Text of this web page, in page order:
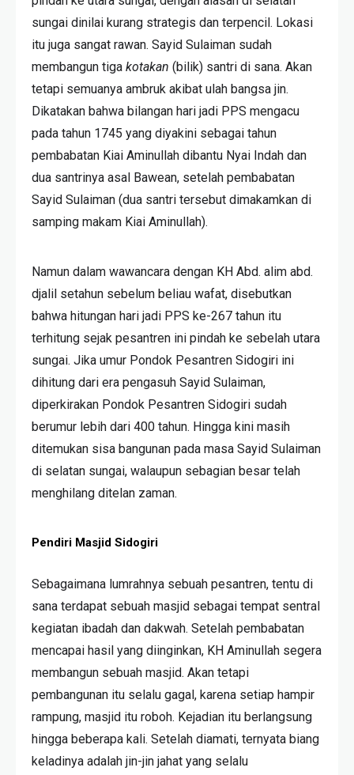
sungai dinilai kurang strategis dan terpencil. Lokasi
itu juga sangat rawan. Sayid Sulaiman sudah
membangun tiga kotakan (bilik) santri di sana. Akan
tetapi semuanya ambruk akibat ulah bangsa jin.
Dikatakan bahwa bilangan hari jadi PPS mengacu
pada tahun 1745 yang diyakini sebagai tahun
pembabatan Kiai Aminullah dibantu Nyai Indah dan
dua santrinya asal Bawean, setelah pembabatan
Sayid Sulaiman (dua santri tersebut dimakamkan di
samping makam Kiai Aminullah).
Namun dalam wawancara dengan KH Abd. alim abd.
djalil setahun sebelum beliau wafat, disebutkan
bahwa hitungan hari jadi PPS ke-267 tahun itu
terhitung sejak pesantren ini pindah ke sebelah utara
sungai. Jika umur Pondok Pesantren Sidogiri ini
dihitung dari era pengasuh Sayid Sulaiman,
diperkirakan Pondok Pesantren Sidogiri sudah
berumur lebih dari 400 tahun. Hingga kini masih
ditemukan sisa bangunan pada masa Sayid Sulaiman
di selatan sungai, walaupun sebagian besar telah
menghilang ditelan zaman.
Pendiri Masjid Sidogiri
Sebagaimana lumrahnya sebuah pesantren, tentu di
sana terdapat sebuah masjid sebagai tempat sentral
kegiatan ibadah dan dakwah. Setelah pembabatan
mencapai hasil yang diinginkan, KH Aminullah segera
membangun sebuah masjid. Akan tetapi
pembangunan itu selalu gagal, karena setiap hampir
rampung, masjid itu roboh. Kejadian itu berlangsung
hingga beberapa kali. Setelah diamati, ternyata biang
keladinya adalah jin-jin jahat yang selalu